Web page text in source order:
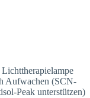
Aufwachen (SCN-
Peak unterstützen)